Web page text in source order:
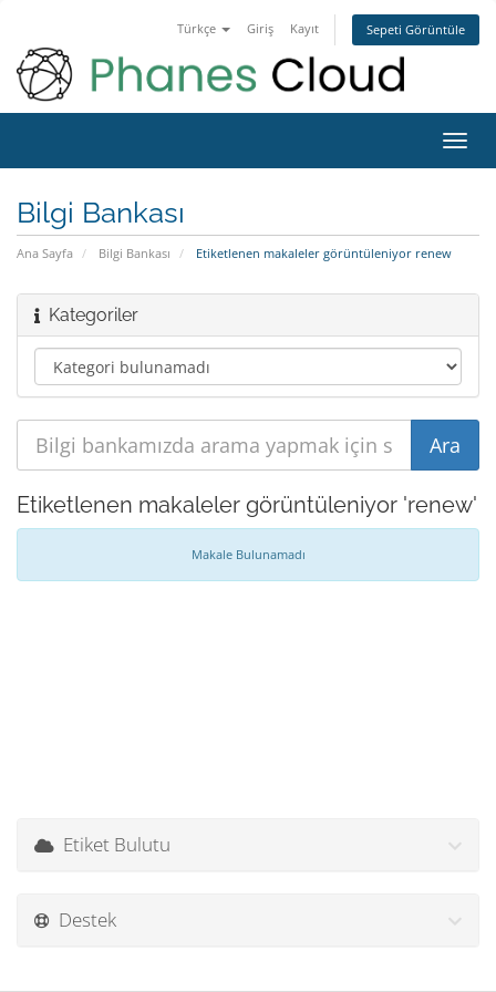
Türkçe Giriş Kayıt Sepeti Görüntüle
Bilgi Bankası
Ana Sayfa Bilgi Bankası Etiketlenen makaleler görüntüleniyor renew
Kategoriler
Etiketlenen makaleler görüntüleniyor 'renew'
Makale Bulunamadı
Etiket Bulutu
Destek